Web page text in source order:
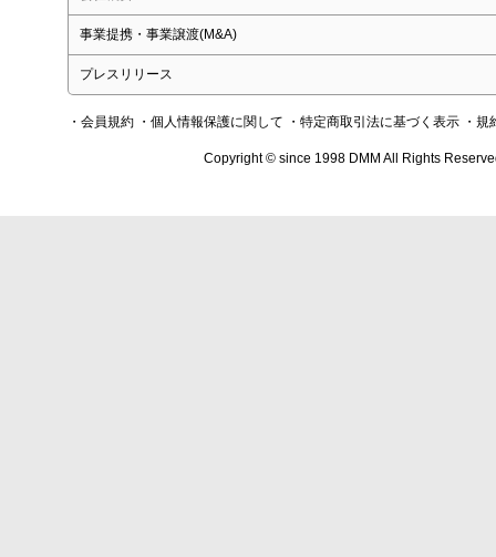
事業提携・事業譲渡(M&A)
プレスリリース
・会員規約 ・個人情報保護に関して ・特定商取引法に基づく表示 ・規
Copyright © since 1998 DMM All Rights